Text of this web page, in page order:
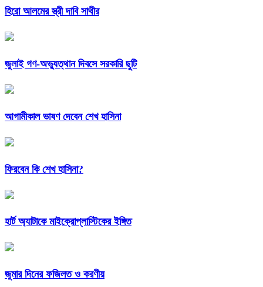
হিরো আলমের স্ত্রী দাবি সাথীর
জুলাই গণ-অভ্যুত্থান দিবসে সরকারি ছুটি
আগামীকাল ভাষণ দেবেন শেখ হাসিনা
ফিরবেন কি শেখ হাসিনা?
হার্ট অ্যাটাকে মাইক্রোপ্লাস্টিকের ইঙ্গিত
জুমার দিনের ফজিলত ও করণীয়